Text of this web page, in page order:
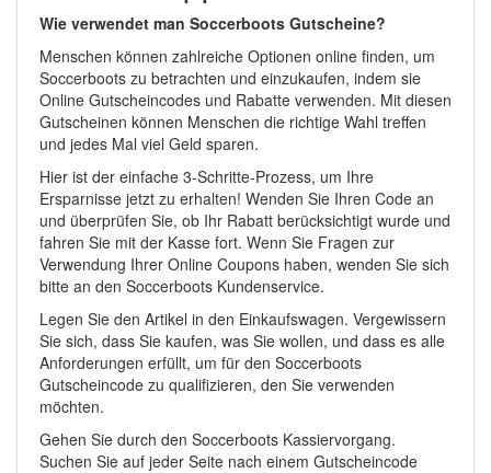
Wie verwendet man Soccerboots Gutscheine?
Menschen können zahlreiche Optionen online finden, um
Soccerboots zu betrachten und einzukaufen, indem sie
Online Gutscheincodes und Rabatte verwenden. Mit diesen
Gutscheinen können Menschen die richtige Wahl treffen
und jedes Mal viel Geld sparen.
Hier ist der einfache 3-Schritte-Prozess, um Ihre
Ersparnisse jetzt zu erhalten! Wenden Sie Ihren Code an
und überprüfen Sie, ob Ihr Rabatt berücksichtigt wurde und
fahren Sie mit der Kasse fort. Wenn Sie Fragen zur
Verwendung Ihrer Online Coupons haben, wenden Sie sich
bitte an den Soccerboots Kundenservice.
Legen Sie den Artikel in den Einkaufswagen. Vergewissern
Sie sich, dass Sie kaufen, was Sie wollen, und dass es alle
Anforderungen erfüllt, um für den Soccerboots
Gutscheincode zu qualifizieren, den Sie verwenden
möchten.
Gehen Sie durch den Soccerboots Kassiervorgang.
Suchen Sie auf jeder Seite nach einem Gutscheincode